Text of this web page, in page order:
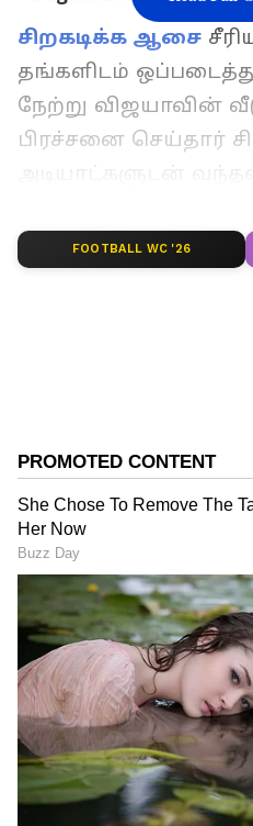
சிறகடிக்க ஆசை
தங்களிடம்
நேற்று விஜயாவின்
பிரச்சனை செய்தார்
வழியின்றி
இருக்கலாம்னு
பண்ணுறாங்களே என
பின்னர்
போலீசுக்கு போன்
இருக்கும் இடத்தை
கண்டுபிடித்து
கேட்டிருக்கிறார்.
Pandian Stores 2 :
கல்யாணம்?
பிளான்...
செக்!
FOOTBALL WC '26